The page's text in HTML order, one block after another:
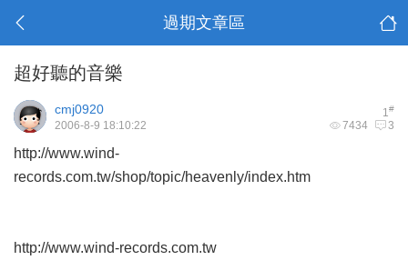
過期文章區
超好聽的音樂
1#
cmj0920
7434 3
2006-8-9 18:10:22
http://www.wind-
records.com.tw/shop/topic/heavenly/index.htm
http://www.wind-records.com.tw